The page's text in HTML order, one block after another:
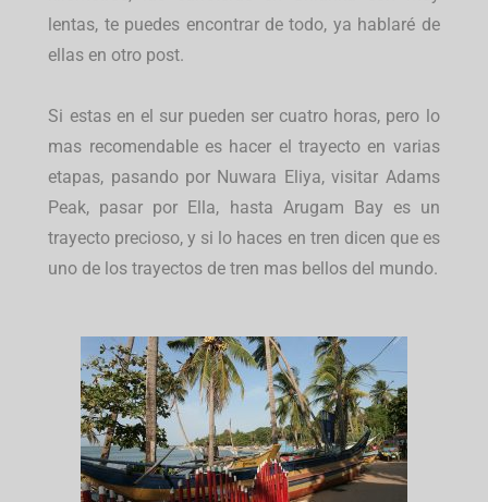
lentas, te puedes encontrar de todo, ya hablaré de
ellas en otro post.
Si estas en el sur pueden ser cuatro horas, pero lo
mas recomendable es hacer el trayecto en varias
etapas, pasando por Nuwara Eliya, visitar Adams
Peak, pasar por Ella, hasta Arugam Bay es un
trayecto precioso, y si lo haces en tren dicen que es
uno de los trayectos de tren mas bellos del mundo.